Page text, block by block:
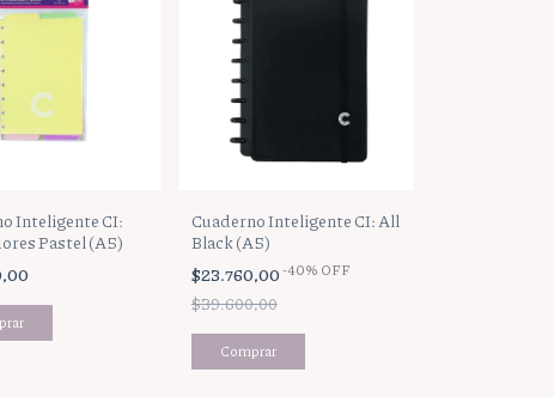
Inteligente CI:
Pastel (A5)
Cuaderno Inteligente CI: All
Black (A5)
$23.760,00-40% OFF
$39.600,00